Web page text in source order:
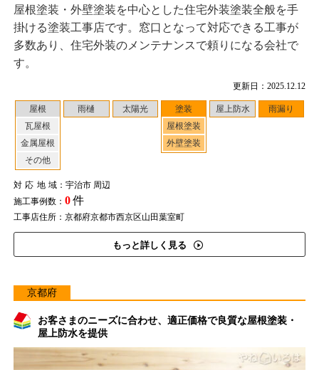
更新日：2025.12.12
屋根
瓦屋根
金属屋根
その他
雨樋 太陽光
塗装
屋根塗装
外壁塗装
屋上防水 雨漏り
対応地域：宇治市 周辺
施工事例数： 0件
工事店住所：京都府京都市西京区山田葉室町
もっと詳しく見る
屋根塗装・外壁塗装を中心とした住宅外装塗装全般を手
掛ける塗装工事店です。窓口となって対応できる工事が
多数あり、住宅外装のメンテナンスで頼りになる会社で
す。
京都府
お客さまのニーズに合わせ、適正価格で良質な屋根塗装・
屋上防水を提供